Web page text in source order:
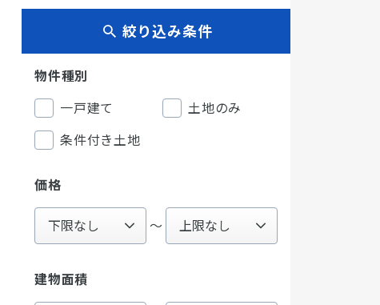
絞り込み条件
物件種別
一戸建て
土地のみ
条件付き土地
価格
〜
建物面積